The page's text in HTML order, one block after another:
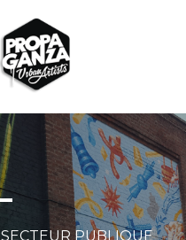
SECTEUR PUBLIQUE